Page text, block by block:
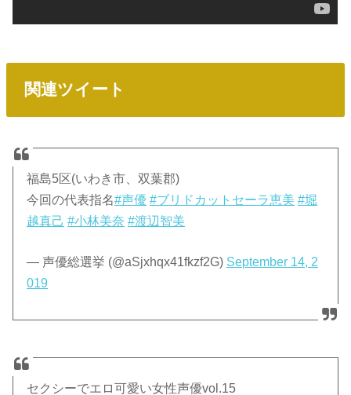
関連ツイート
福島5区(いわき市、双葉郡)
今回の代表指名#声優 #ブリドカットセーラ恵美 #堀
越真己 #小林美奈 #渡辺智美
— 声優総選挙 (@aSjxhqx41fkzf2G) September 14, 2
019
セクシーでエロ可愛い女性声優vol.15